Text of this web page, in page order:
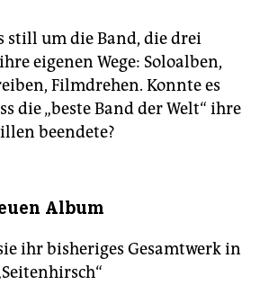
still um die Band, die drei
eigenen Wege: Soloalben,
Filmdrehen. Konnte es
die „beste Band der Welt“ ihre
beendete?
Album
ihr bisheriges Gesamtwerk in